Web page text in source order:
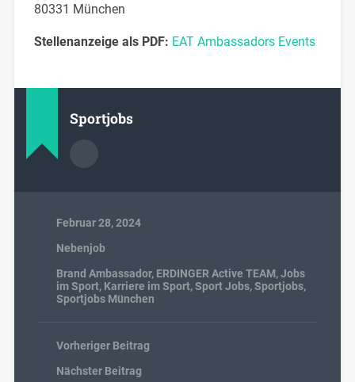
80331 München
Stellenanzeige als PDF: EAT Ambassadors Events
Sportjobs
Februar 28, 2024
Nebenjob
Brand Ambassador, ERDINGER Active TEAM,Jobs
im Sport, Karriere im Sport,Sport Jobs,Sportjobs,
Sportjobs München
Vorheriger Beitrag
Nächster Beitrag